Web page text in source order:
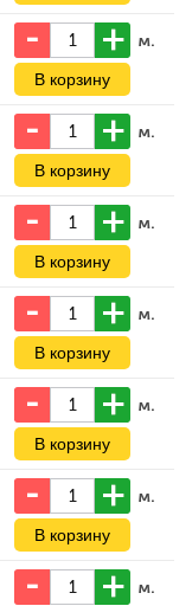
м.
м.
м.
м.
м.
м.
м.